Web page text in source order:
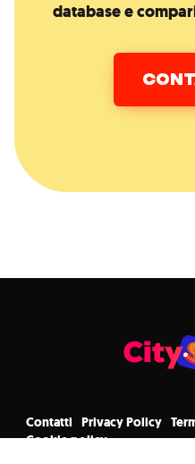
database e
Contatti Privacy Policy
Cookie policy